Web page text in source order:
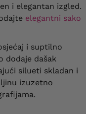
i elegantan izgled.
elegantni sako
i suptilno
dodaje dašak
silueti skladan i
izuzetno